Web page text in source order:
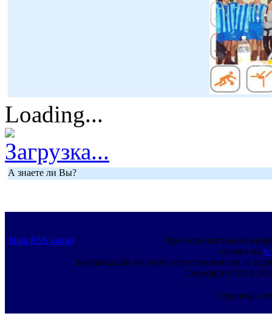
Loading...
Загрузка...
А знаете ли Вы?
Наш RSS канал
При использовании
ссылка на
bashtanka.info не несет ответственности за
Copyright © 2011-
Страница